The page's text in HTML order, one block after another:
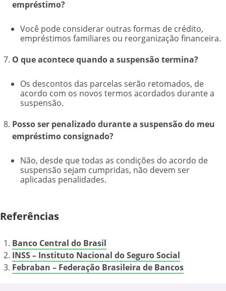
empréstimo?
Você pode considerar outras formas de crédito,
empréstimos familiares ou reorganização financeira.
O que acontece quando a suspensão termina?
Os descontos das parcelas serão retomados, de
acordo com os novos termos acordados durante a
suspensão.
Posso ser penalizado durante a suspensão do meu
empréstimo consignado?
Não, desde que todas as condições do acordo de
suspensão sejam cumpridas, não devem ser
aplicadas penalidades.
Referências
Banco Central do Brasil
INSS – Instituto Nacional do Seguro Social
Febraban – Federação Brasileira de Bancos